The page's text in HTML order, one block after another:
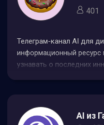
401
Телеграм-канал AI для
информационный ресурс
узнавать о последних
инструкции примеры
как AI может
дизайна
AI из